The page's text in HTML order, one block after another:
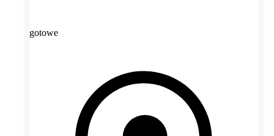
gotowe